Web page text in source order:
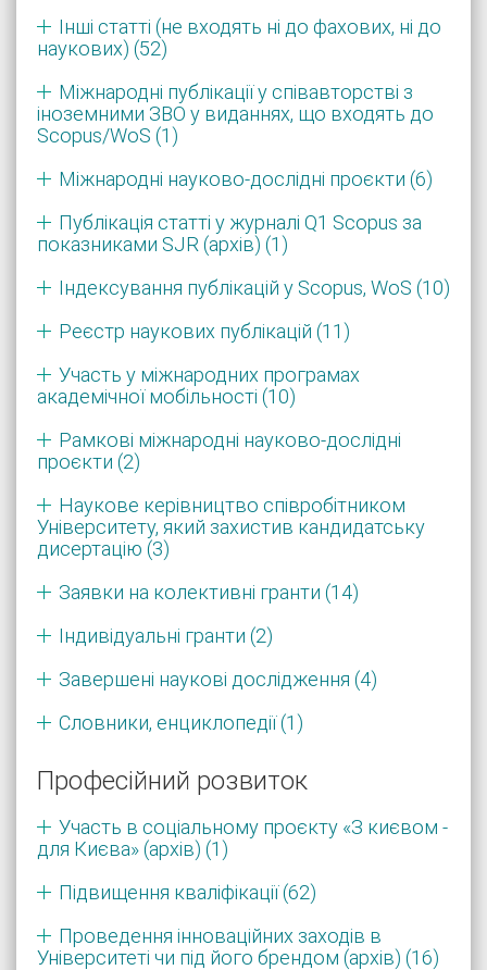
Інші статті (не входять ні до фахових, ні до
наукових) (52)
Міжнародні публікації у співавторстві з
іноземними ЗВО у виданнях, що входять до
Scopus/WoS (1)
Міжнародні науково-дослідні проєкти (6)
Публікація статті у журналі Q1 Scopus за
показниками SJR (архів) (1)
Індексування публікацій у Scopus, WoS (10)
Реєстр наукових публікацій (11)
Участь у міжнародних програмах
академічної мобільності (10)
Рамкові міжнародні науково-дослідні
проєкти (2)
Наукове керівництво співробітником
Університету, який захистив кандидатську
дисертацію (3)
Заявки на колективні гранти (14)
Індивідуальні гранти (2)
Завершені наукові дослідження (4)
Словники, енциклопедії (1)
Професійний розвиток
Участь в соціальному проєкту «З києвом -
для Києва» (архів) (1)
Підвищення кваліфікації (62)
Проведення інноваційних заходів в
Університеті чи під його брендом (архів) (16)